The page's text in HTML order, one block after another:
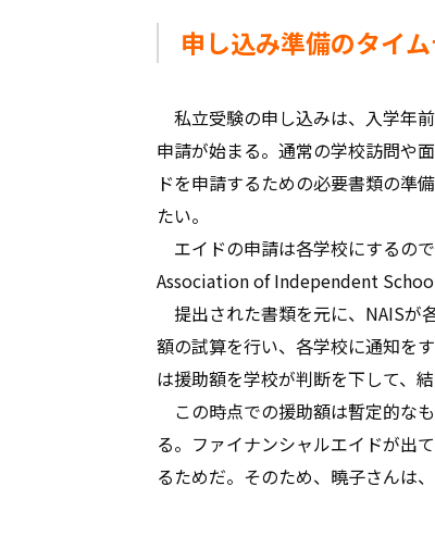
申し込み準備のタイ
私立受験の申し込みは、入学年
申請が始まる。通常の学校訪問や
ドを申請するための必要書類の準
たい。
エイドの申請は各学校にするの
Association of Independent
提出された書類を元に、NAISが
額の試算を行い、各学校に通知を
は援助額を学校が判断を下して、
この時点での援助額は暫定的な
る。ファイナンシャルエイドが出
るためだ。そのため、曉子さんは